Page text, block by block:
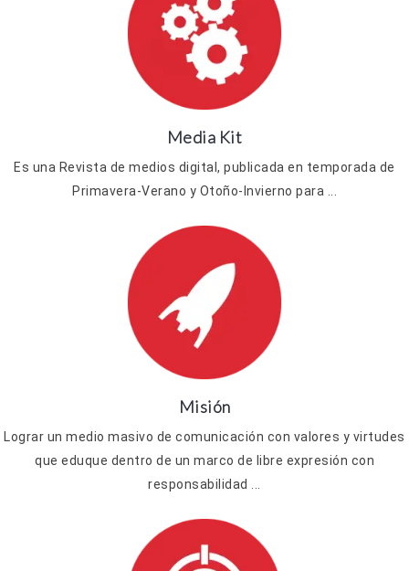
Media Kit
Es una Revista de medios digital, publicada en temporada de
Primavera-Verano y Otoño-Invierno para ...
Misión
Lograr un medio masivo de comunicación con valores y virtudes
que eduque dentro de un marco de libre expresión con
responsabilidad ...